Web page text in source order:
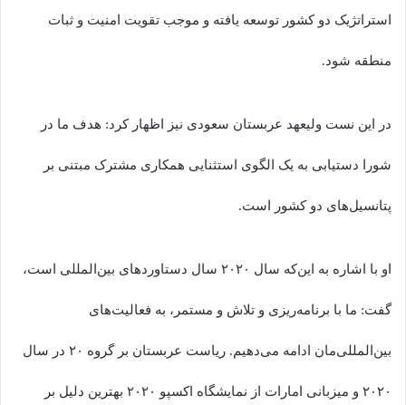
استراتژیک دو کشور توسعه یافته و موجب تقویت امنیت و ثبات
منطقه شود.
در این نست ولیعهد عربستان سعودی نیز اظهار کرد: هدف ما در
شورا دستیابی به یک الگوی استثنایی همکاری مشترک مبتنی بر
پتانسیل‌های دو کشور است.
او با اشاره به این‌که سال ۲۰۲۰ سال دستاوردهای بین‌المللی است،
گفت: ما با برنامه‌ریزی و تلاش و مستمر، به فعالیت‌های
بین‌المللی‌مان ادامه می‌دهیم. ریاست عربستان بر گروه ۲۰ در سال
۲۰۲۰ و میزبانی امارات از نمایشگاه اکسپو ۲۰۲۰ بهترین دلیل بر